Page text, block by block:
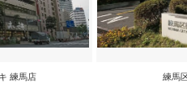
練馬店 練馬